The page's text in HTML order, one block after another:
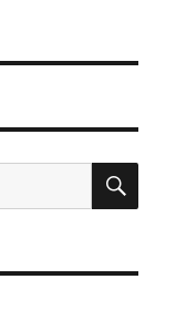
搜